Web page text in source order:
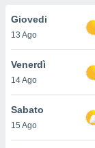
al sito
nostri
ci
di
Giovedi
13 Ago
Venerdì
14 Ago
Sabato
15 Ago